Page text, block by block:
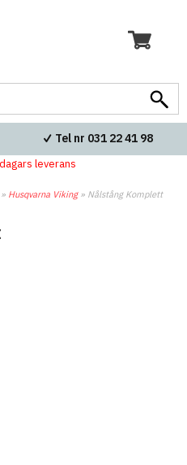
Tel nr 031 22 41 98
leverans
Husqvarna Viking» Nålstång Komplett